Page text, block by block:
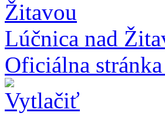
Lúčnica nad
Oficiálna